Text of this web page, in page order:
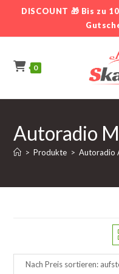
springen
DISCOUNT 🎁 Bis zu
0
Autoradio
> Produkte > Autoradio